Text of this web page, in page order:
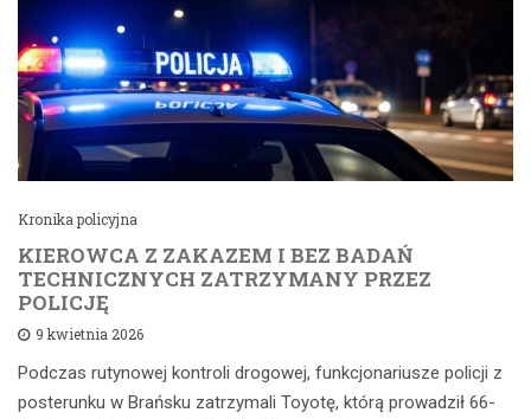
Kronika policyjna
KIEROWCA Z ZAKAZEM I BEZ BADAŃ
TECHNICZNYCH ZATRZYMANY PRZEZ
POLICJĘ
9 kwietnia 2026
Podczas rutynowej kontroli drogowej, funkcjonariusze policji z
posterunku w Brańsku zatrzymali Toyotę, którą prowadził 66-